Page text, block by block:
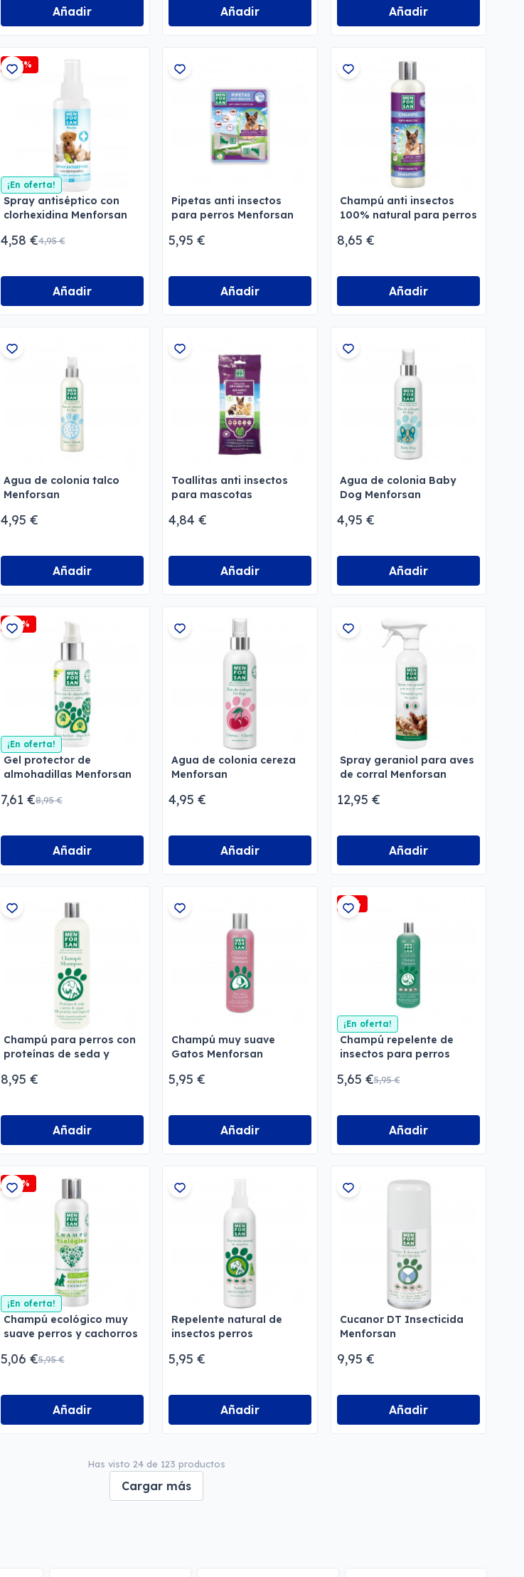
Añadir Añadir Añadir
-7,5%
¡En oferta!
Spray antiséptico con
clorhexidina Menforsan
4,58 €4,95 €
Añadir
Pipetas anti insectos
para perros Menforsan
5,95 €
Añadir
Champú anti insectos
100% natural para perros
8,65 €
Añadir
Agua de colonia talco
Menforsan
4,95 €
Añadir
Toallitas anti insectos
para mascotas
4,84 €
Añadir
Agua de colonia Baby
Dog Menforsan
4,95 €
Añadir
-15%
¡En oferta!
Gel protector de
almohadillas Menforsan
7,61 €8,95 €
Añadir
Agua de colonia cereza
Menforsan
4,95 €
Añadir
Spray geraniol para aves
de corral Menforsan
12,95 €
Añadir
Champú para perros con
proteínas de seda y
Menforsan
8,95 €
Añadir
Champú muy suave
Gatos Menforsan
5,95 €
Añadir
-5%
¡En oferta!
Champú repelente de
insectos para perros
5,65 €5,95 €
Añadir
-15%
¡En oferta!
Champú ecológico muy
suave perros y cachorros
5,06 €5,95 €
Añadir
Repelente natural de
insectos perros
5,95 €
Añadir
Cucanor DT Insecticida
Menforsan
9,95 €
Añadir
Has visto 24 de 123 productos
Cargar más